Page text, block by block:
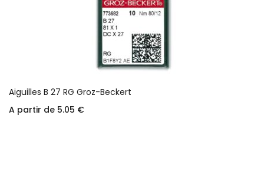
Aiguilles B 27 RG Groz-Beckert
A partir de 5.05 €